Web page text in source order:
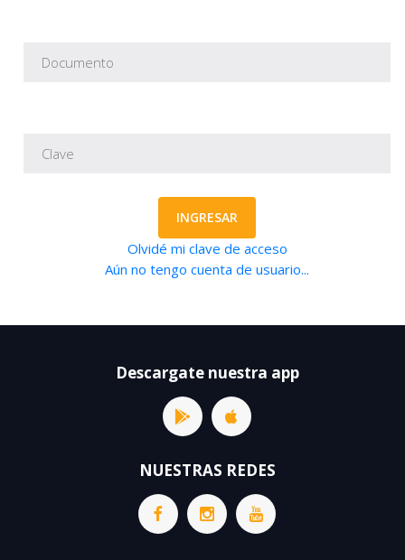
INGRESAR
Olvidé mi clave de acceso
Aún no tengo cuenta de usuario...
Descargate nuestra app
NUESTRAS REDES